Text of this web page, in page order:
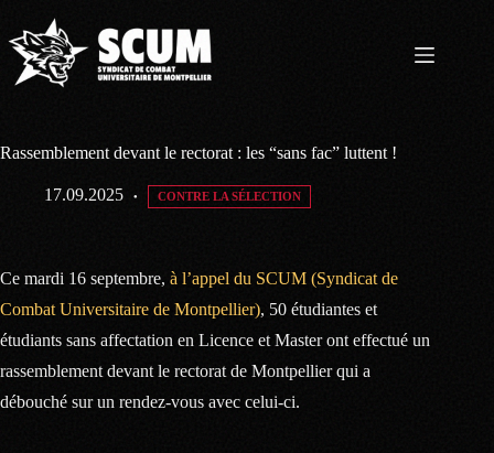
contenu
Rassemblement devant le rectorat : les “sans fac” luttent !
17.09.2025 CONTRE LA SÉLECTION
Ce mardi 16 septembre, à l’appel du SCUM (Syndicat de
Combat Universitaire de Montpellier), 50 étudiantes et
étudiants sans affectation en Licence et Master ont effectué un
rassemblement devant le rectorat de Montpellier qui a
débouché sur un rendez-vous avec celui-ci.